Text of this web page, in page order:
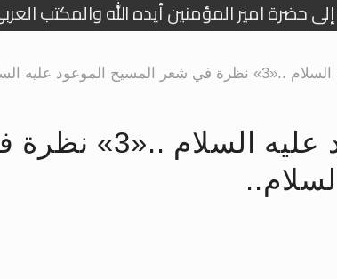
يطرس وأعداء الإسلام اضغط هنا >>
النبيين صلى الله عليه وسلم >> المزيد
>> المزيد
وأحكامه >> المزيد
عليه السلام..
رأيٌ في لغة المسيح الموعود عليه السلام